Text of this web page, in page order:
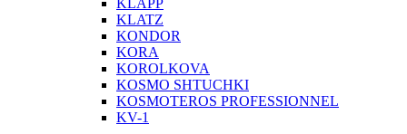
KLAPP
KLATZ
KONDOR
KORA
KOROLKOVA
KOSMO SHTUCHKI
KOSMOTEROS PROFESSIONNEL
KV-1